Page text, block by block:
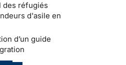
des réfugiés
d'asile en
d’un guide